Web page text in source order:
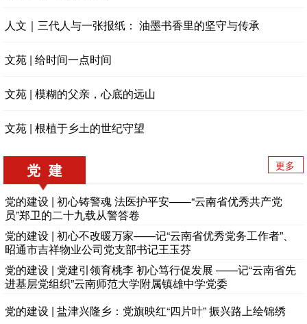
人文｜三代人与一张报纸： 油墨书香里的坚守与传承
文苑 | 给时间一点时间
文苑 | 模糊的父亲，心底的远山
文苑 | 根植于乡土的世纪守望
党 建 更多
党的建设 | 初心铸警魂 法医护平安——“云南省优秀共产党
员”郑卫的二十九载从警答卷
党的建设 | 初心不改暖万家——记“云南省优秀党务工作者”、
昭通市吉祥物业公司党支部书记王玉芬
党的建设 | 党建引领育桃李 初心笃行促发展 ——记“云南省先
进基层党组织”云南师范大学附属镇雄中学党委
党的建设 | 盐津兴隆乡：党旗映红“四片叶” 振兴路上绘锦绣